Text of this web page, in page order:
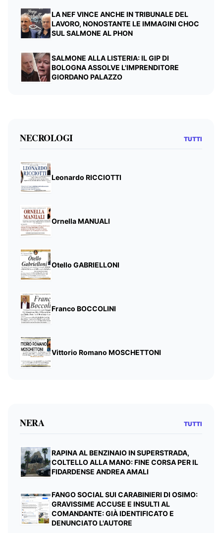
LA NEF VINCE ANCHE IN TRIBUNALE DEL
LAVORO, NONOSTANTE LE IMMAGINI CHOC
SUL SALMONE AL PHON
SALMONE ALLA LISTERIA: IL GIP DI
BOLOGNA ASSOLVE L'IMPRENDITORE
GIORDANO PALAZZO
NECROLOGI TUTTI
Leonardo RICCIOTTI
Ornella MANUALI
Otello GABRIELLONI
Franco BOCCOLINI
Vittorio Romano MOSCHETTONI
NERA TUTTI
RAPINA AL BENZINAIO IN SUPERSTRADA,
COLTELLO ALLA MANO: FINE CORSA PER IL
FIDARDENSE ANDREA AMALI
FANGO SOCIAL SUI CARABINIERI DI OSIMO:
GRAVISSIME ACCUSE E INSULTI AL
COMANDANTE: GIÀ IDENTIFICATO E
DENUNCIATO L'AUTORE